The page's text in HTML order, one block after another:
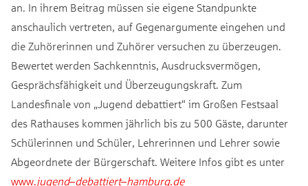
an. In ihrem Beitrag müssen sie eigene Standpunkte
anschaulich vertreten, auf Gegenargumente eingehen und
die Zuhörerinnen und Zuhörer versuchen zu überzeugen.
Bewertet werden Sachkenntnis, Ausdrucksvermögen,
Gesprächsfähigkeit und Überzeugungskraft. Zum
Landesfinale von „Jugend debattiert“ im Großen Festsaal
des Rathauses kommen jährlich bis zu 500 Gäste, darunter
Schülerinnen und Schüler, Lehrerinnen und Lehrer sowie
Abgeordnete der Bürgerschaft. Weitere Infos gibt es unter
www.jugend–debattiert–hamburg.de